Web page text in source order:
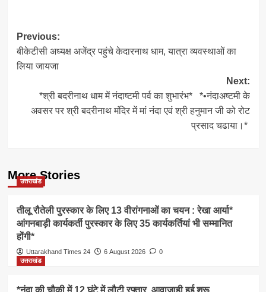
Post
navigation
Previous:
बीकेटीसी अध्यक्ष अजेंद्र पहुंचे केदारनाथ धाम, यात्रा व्यवस्थाओं का
लिया जायजा
Next:
*श्री बदरीनाथ धाम में नंदाष्टमी पर्व का शुभारंभ* *•नंदाअष्टमी के
अवसर पर श्री बदरीनाथ मंदिर में मां नंदा एवं श्री हनुमान जी को रोट
प्रसाद चढाया।*
More Stories
उत्तराखंड
तीलू रौतेली पुरस्कार के लिए 13 वीरांगनाओं का चयन : रेखा आर्या*
आंगनबाड़ी कार्यकर्ती पुरस्कार के लिए 35 कार्यकर्तियां भी सम्मानित
होंगी*
Uttarakhand Times 24 6 August 2026
0
उत्तराखंड
*नंदा की चौकी में 12 घंटे में लौटी रफ्तार, आवाजाही हुई शुरू